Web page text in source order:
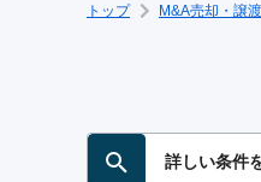
トップ M&A売却・譲
詳しい条件